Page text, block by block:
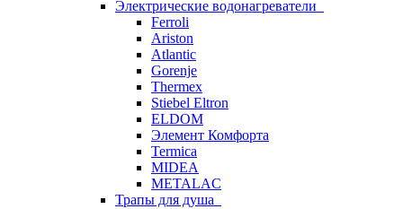
Электрические водонагреватели
Ferroli
Ariston
Atlantic
Gorenje
Thermex
Stiebel Eltron
ELDOM
Элемент Комфорта
Termica
MIDEA
METALAC
Трапы для душа